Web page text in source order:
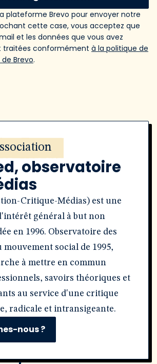
plateforme Brevo pour envoyer notre
cette case, vous acceptez que
et les données que vous avez
traitées conformément à la politique de
Brevo.
observatoire
Critique-Médias) est une
général à but non
en 1996. Observatoire des
mouvement social de 1995,
à mettre en commun
savoirs théoriques et
au service d'une critique
radicale et intransigeante.
nous ?